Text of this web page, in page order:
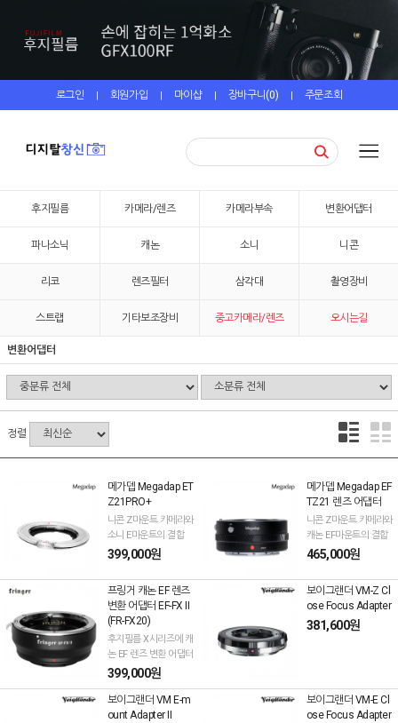
로그인 | 회원가입 | 마이샵 | 장바구니(0) | 주문조회
후지필름 카메라/렌즈 카메라부속 변환어댑터
파나소닉 캐논 소니 니콘
리코 렌즈필터 삼각대 촬영장비
스트랩 기타보조장비 중고카메라/렌즈 오시는길
변환어댑터
정렬
메가뎁 Megadap ET
Z21PRO+
니콘 Z마운트 카메라와
소니 E마운트의 결합
399,000원
메가뎁 Megadap EF
TZ21 렌즈 어댑터
니콘 Z마운트 카메라와
캐논 EF마운트의 결합
465,000원
프링거 캐논 EF 렌즈
변환 어댑터 EF-FX II
(FR-FX20)
후지필름 X시리즈에 캐
논 EF 렌즈 변환 어댑터
399,000원
보이그랜더 VM-Z Cl
ose Focus Adapter
381,600원
보이그랜더 VM E-m
ount Adapter II
보이그랜더 VM-E Cl
ose Focus Adapter